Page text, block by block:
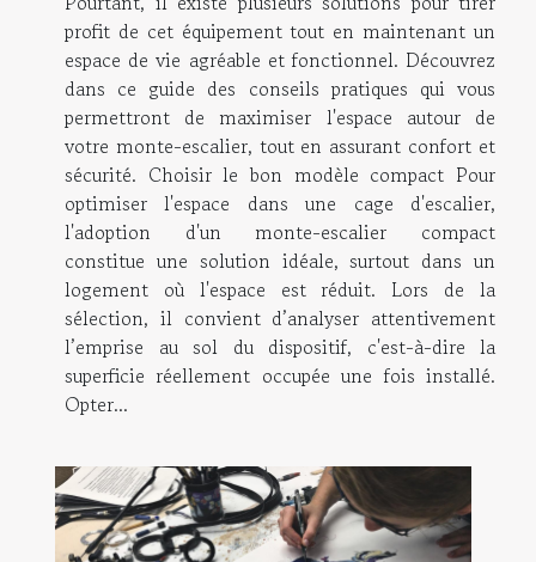
profit de cet équipement tout en maintenant un
espace de vie agréable et fonctionnel. Découvrez
dans ce guide des conseils pratiques qui vous
permettront de maximiser l'espace autour de
votre monte-escalier, tout en assurant confort et
sécurité. Choisir le bon modèle compact Pour
optimiser l'espace dans une cage d'escalier,
l'adoption d'un monte-escalier compact
constitue une solution idéale, surtout dans un
logement où l'espace est réduit. Lors de la
sélection, il convient d’analyser attentivement
l’emprise au sol du dispositif, c'est-à-dire la
superficie réellement occupée une fois installé.
Opter...